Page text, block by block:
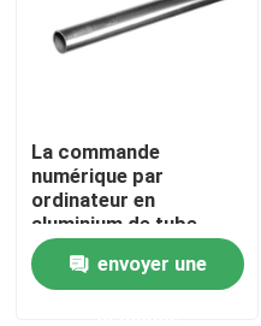
A propos de nous
Contacts
La commande
numérique par
ordinateur en
aluminium de tube
d'Andoized 110HB
Extrudued 1060 a
usiné
envoyer une